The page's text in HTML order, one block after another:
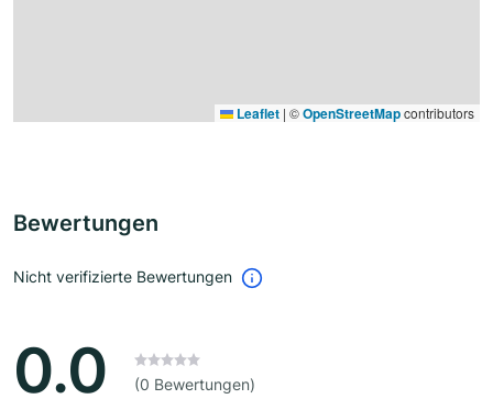
Leaflet | ©OpenStreetMapcontributors
Bewertungen
Nicht verifizierte Bewertungen
0.0 (0 Bewertungen)